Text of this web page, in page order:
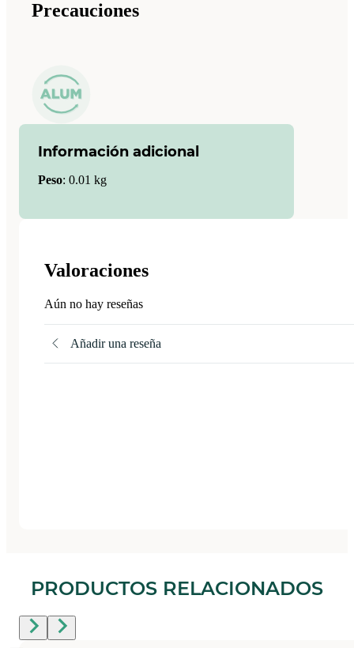
Precauciones
Información adicional
Peso: 0.01 kg
Valoraciones
Aún no hay reseñas
Añadir una reseña
PRODUCTOS RELACIONADOS